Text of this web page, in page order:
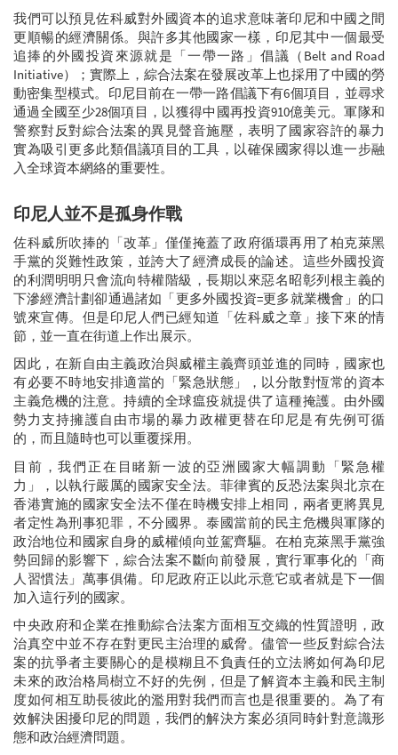
我們可以預見佐科威對外國資本的追求意味著印尼和中國之間
更順暢的經濟關係。與許多其他國家一樣，印尼其中一個最受
追捧的外國投資來源就是「一帶一路」倡議（Belt and Road
Initiative）；實際上，綜合法案在發展改革上也採用了中國的勞
動密集型模式。印尼目前在一帶一路倡議下有6個項目，並尋求
通過全國至少28個項目，以獲得中國再投資910億美元。軍隊和
警察對反對綜合法案的異見聲音施壓，表明了國家容許的暴力
實為吸引更多此類倡議項目的工具，以確保國家得以進一步融
入全球資本網絡的重要性。
印尼人並不是孤身作戰
佐科威所吹捧的「改革」僅僅掩蓋了政府循環再用了柏克萊黑
手黨的災難性政策，並誇大了經濟成長的論述。這些外國投資
的利潤明明只會流向特權階級，長期以來惡名昭彰列根主義的
下滲經濟計劃卻通過諸如「更多外國投資=更多就業機會」的口
號來宣傳。但是印尼人們已經知道「佐科威之章」接下來的情
節，並一直在街道上作出展示。
因此，在新自由主義政治與威權主義齊頭並進的同時，國家也
有必要不時地安排適當的「緊急狀態」，以分散對恆常的資本
主義危機的注意。持續的全球瘟疫就提供了這種掩護。由外國
勢力支持擁護自由市場的暴力政權更替在印尼是有先例可循
的，而且隨時也可以重覆採用。
目前，我們正在目睹新一波的亞洲國家大幅調動「緊急權
力」，以執行嚴厲的國家安全法。菲律賓的反恐法案與北京在
香港實施的國家安全法不僅在時機安排上相同，兩者更將異見
者定性為刑事犯罪，不分國界。泰國當前的民主危機與軍隊的
政治地位和國家自身的威權傾向並駕齊驅。在柏克萊黑手黨強
勢回歸的影響下，綜合法案不斷向前發展，實行軍事化的「商
人習慣法」萬事俱備。印尼政府正以此示意它或者就是下一個
加入這行列的國家。
中央政府和企業在推動綜合法案方面相互交織的性質證明，政
治真空中並不存在對更民主治理的威脅。儘管一些反對綜合法
案的抗爭者主要關心的是模糊且不負責任的立法將如何為印尼
未來的政治格局樹立不好的先例，但是了解資本主義和民主制
度如何相互助長彼此的濫用對我們而言也是很重要的。為了有
效解決困擾印尼的問題，我們的解決方案必須同時針對意識形
態和政治經濟問題。